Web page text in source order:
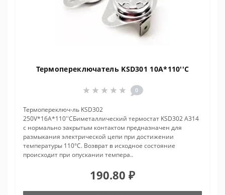
Термопереключатель KSD301 10A*110''C
0
Термопереключ-ль KSD302
250V*16A*110''CБиметаллический термостат KSD302 A314
с нормально закрытым контактом предназначен для
размыкания электрической цепи при достижении
температуры 110°С. Возврат в исходное состояние
происходит при опускании темпера..
190.80 ₽